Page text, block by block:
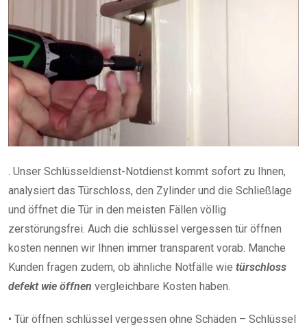
. Unser Schlüsseldienst-Notdienst kommt sofort zu Ihnen,
analysiert das Türschloss, den Zylinder und die Schließlage
und öffnet die Tür in den meisten Fällen völlig
zerstörungsfrei. Auch die schlüssel vergessen tür öffnen
kosten nennen wir Ihnen immer transparent vorab. Manche
Kunden fragen zudem, ob ähnliche Notfälle wie türschloss
defekt wie öffnen vergleichbare Kosten haben.
• Tür öffnen schlüssel vergessen ohne Schäden – Schlüssel